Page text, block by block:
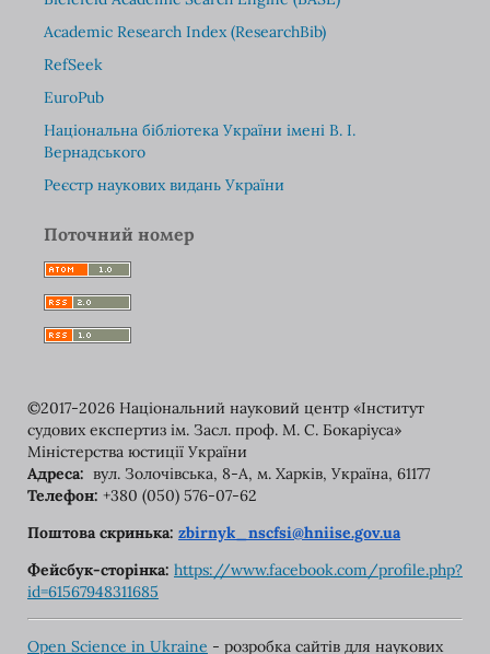
Academic Research Index (ResearchBib)
RefSeek
EuroPub
Національна бібліотека України імені В. І.
Вернадського
Реєстр наукових видань України
Поточний номер
©2017-2026 Національний науковий центр «Інститут
судових експертиз ім. Засл. проф. М. С. Бокаріуса»
Міністерства юстиції України
Адреса: вул. Золочівська, 8-A, м. Харків, Україна, 61177
Телефон: +380 (050) 576-07-62
Поштова скринька: zbirnyk_nscfsi@hniise.gov.ua
Фейсбук-сторінка: https://www.facebook.com/profile.php?
id=61567948311685
Open Science in Ukraine - розробка сайтів для наукових